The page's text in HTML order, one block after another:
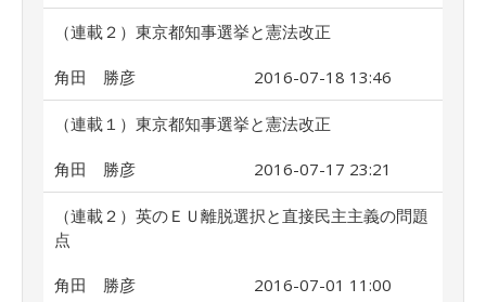
（連載２）東京都知事選挙と憲法改正
角田 勝彦 2016-07-18 13:46
（連載１）東京都知事選挙と憲法改正
角田 勝彦 2016-07-17 23:21
（連載２）英のＥＵ離脱選択と直接民主主義の問題
点
角田 勝彦 2016-07-01 11:00